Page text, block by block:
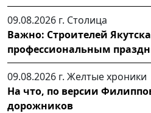
09.08.2026 г. Столица
Важно: Строителей
профессиональным
09.08.2026 г. Желтые хроники
На что, по версии
дорожников